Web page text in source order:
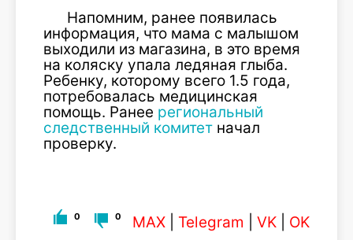
Напомним, ранее появилась
информация, что мама с малышом
выходили из магазина, в это время
на коляску упала ледяная глыба.
Ребенку, которому всего 1.5 года,
потребовалась медицинская
помощь. Ранее региональный
следственный комитет начал
проверку.
0 0 MAX Telegram VK OK